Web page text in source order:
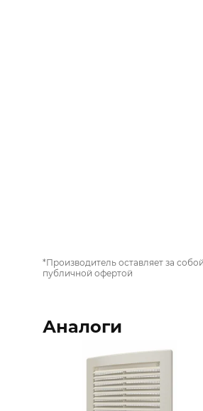
*Производитель оставляет за
публичной офертой
Аналоги